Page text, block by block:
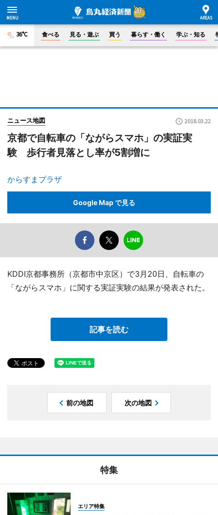
36°C 食べる 見る・遊ぶ 買う 暮らす・働く 学ぶ・知る
ニュース地図 2018.03.22
京都で自転車の「ながらスマホ」の実証実
験 歩行者見落とし率が5割増に
からすまプラザ
Google Map で見る
KDDI京都事務所（京都市中京区）で3月20日、自転車の
「ながらスマホ」に関する実証実験の結果が発表された。
記事を読む
前の地図 次の地図
特集
エリア特集